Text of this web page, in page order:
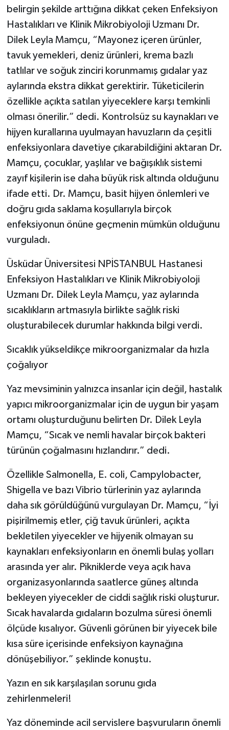
belirgin şekilde arttığına dikkat çeken Enfeksiyon
Hastalıkları ve Klinik Mikrobiyoloji Uzmanı Dr.
Dilek Leyla Mamçu, “Mayonez içeren ürünler,
tavuk yemekleri, deniz ürünleri, krema bazlı
tatlılar ve soğuk zinciri korunmamış gıdalar yaz
aylarında ekstra dikkat gerektirir. Tüketicilerin
özellikle açıkta satılan yiyeceklere karşı temkinli
olması önerilir.” dedi. Kontrolsüz su kaynakları ve
hijyen kurallarına uyulmayan havuzların da çeşitli
enfeksiyonlara davetiye çıkarabildiğini aktaran Dr.
Mamçu, çocuklar, yaşlılar ve bağışıklık sistemi
zayıf kişilerin ise daha büyük risk altında olduğunu
ifade etti. Dr. Mamçu, basit hijyen önlemleri ve
doğru gıda saklama koşullarıyla birçok
enfeksiyonun önüne geçmenin mümkün olduğunu
vurguladı.
Üsküdar Üniversitesi NPİSTANBUL Hastanesi
Enfeksiyon Hastalıkları ve Klinik Mikrobiyoloji
Uzmanı Dr. Dilek Leyla Mamçu, yaz aylarında
sıcaklıkların artmasıyla birlikte sağlık riski
oluşturabilecek durumlar hakkında bilgi verdi.
Sıcaklık yükseldikçe mikroorganizmalar da hızla
çoğalıyor
Yaz mevsiminin yalnızca insanlar için değil, hastalık
yapıcı mikroorganizmalar için de uygun bir yaşam
ortamı oluşturduğunu belirten Dr. Dilek Leyla
Mamçu, “Sıcak ve nemli havalar birçok bakteri
türünün çoğalmasını hızlandırır.” dedi.
Özellikle Salmonella, E. coli, Campylobacter,
Shigella ve bazı Vibrio türlerinin yaz aylarında
daha sık görüldüğünü vurgulayan Dr. Mamçu, “İyi
pişirilmemiş etler, çiğ tavuk ürünleri, açıkta
bekletilen yiyecekler ve hijyenik olmayan su
kaynakları enfeksiyonların en önemli bulaş yolları
arasında yer alır. Pikniklerde veya açık hava
organizasyonlarında saatlerce güneş altında
bekleyen yiyecekler de ciddi sağlık riski oluşturur.
Sıcak havalarda gıdaların bozulma süresi önemli
ölçüde kısalıyor. Güvenli görünen bir yiyecek bile
kısa süre içerisinde enfeksiyon kaynağına
dönüşebiliyor.” şeklinde konuştu.
Yazın en sık karşılaşılan sorunu gıda
zehirlenmeleri!
Yaz döneminde acil servislere başvuruların önemli